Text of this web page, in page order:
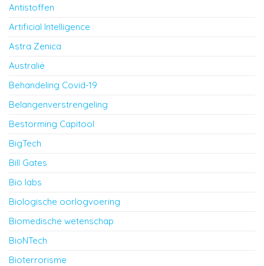
Antistoffen
Artificial Intelligence
Astra Zenica
Australië
Behandeling Covid-19
Belangenverstrengeling
Bestorming Capitool
BigTech
Bill Gates
Bio labs
Biologische oorlogvoering
Biomedische wetenschap
BioNTech
Bioterrorisme